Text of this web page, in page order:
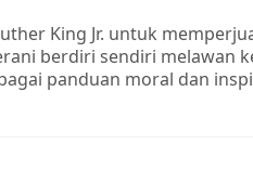
King Jr. untuk
berdiri sendiri melawan
panduan moral dan